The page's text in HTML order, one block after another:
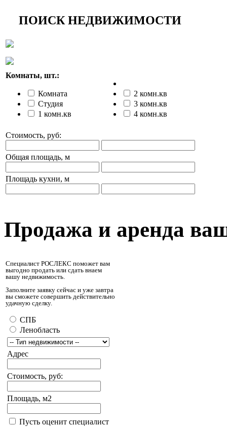
ПОИСК НЕДВИЖИМОСТИ
Комнаты, шт.:
Комната
Студия
1 комн.кв
2 комн.кв
3 комн.кв
4 комн.кв
Стоимость, руб:
Общая площадь, м
Площадь кухни, м
Продажа и аренда
Специалист РОСЛЕКС поможет вам
выгодно продать или сдать внаем
вашу недвижимость.
Заполните заявку сейчас и уже завтра
вы сможете совершить действительно
удачную сделку.
СПБ
Ленобласть
Адрес
Стоимость, руб:
Площадь, м2
Пусть оценит специалист